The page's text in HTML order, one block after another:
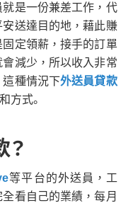
是一份兼差工作，代
送達目的地，藉此賺
定領薪，接手的訂單
減少，所以收入非常
這種情況下外送員貸款
方式。
？
等平台的外送員，工
看自己的業績，每月